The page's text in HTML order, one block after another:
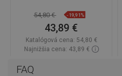
FAQ
54,80 € -19,91%
43,89 €
Katalógová cena: 54,80 €
Najnižšia cena: 43,89 €